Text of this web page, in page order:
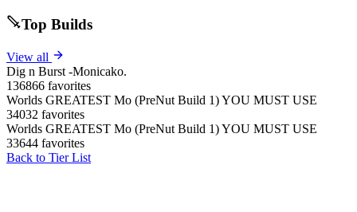
Top Builds
View all
Dig n Burst -Monicako.
136866 favorites
Worlds GREATEST Mo (PreNut Build 1) YOU MUST USE
34032 favorites
Worlds GREATEST Mo (PreNut Build 1) YOU MUST USE
33644 favorites
Back to Tier List